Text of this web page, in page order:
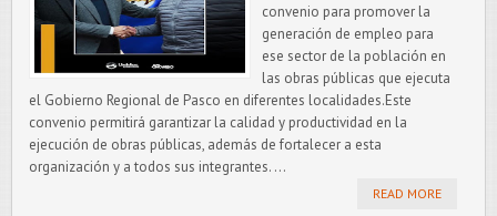
convenio para promover la
generación de empleo para
ese sector de la población en
las obras públicas que ejecuta
el Gobierno Regional de Pasco en diferentes localidades.Este
convenio permitirá garantizar la calidad y productividad en la
ejecución de obras públicas, además de fortalecer a esta
organización y a todos sus integrantes. ...
READ MORE